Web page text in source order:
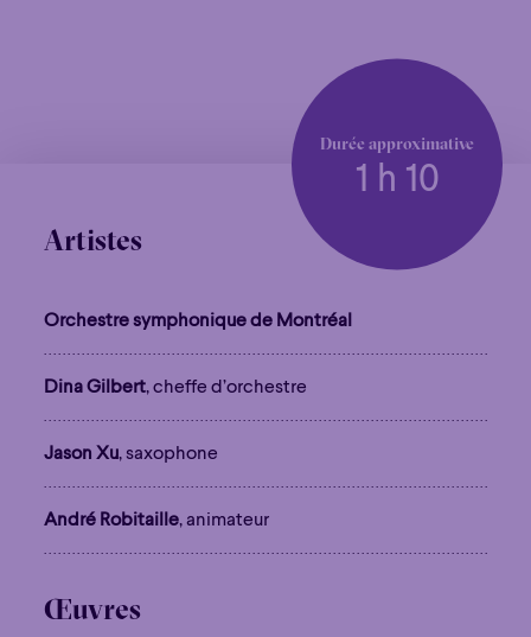
Artistes
Orchestre symphonique de Montréal
Dina Gilbert, cheffe d’orchestre
Jason Xu, saxophone
André Robitaille, animateur
Œuvres
Durée approximative
1 h 10